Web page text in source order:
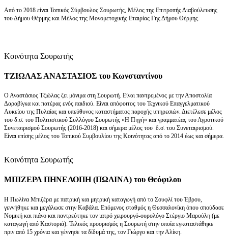
Από το 2018 είναι Τοπικός Σύμβουλος Σουρωτής, Μέλος της Επιτροπής Διαβούλευσης
του Δήμου Θέρμης και Μέλος της Μονομετοχικής Εταιρίας Γης Δήμου Θέρμης.
Κοινότητα Σουρωτής
ΤΖΙΩΛΑΣ ΑΝΑΣΤΑΣΙΟΣ του Κωνσταντίνου
Ο Αναστάσιος Τζιώλας ζει μόνιμα στη Σουρωτή. Είναι παντρεμένος με την Αποστολία
Δαραβίγκα και πατέρας ενός παιδιού. Είναι απόφοιτος του Τεχνικού Επαγγελματικού
Λυκείου της Πυλαίας και υπεύθυνος καταστήματος παροχής υπηρεσιών. Διετέλεσε μέλος
του δ.σ. του Πολιτιστικού Συλλόγου Σουρωτής «Η Πηγή» και γραμματέας του Αγροτικού
Συνεταιρισμού Σουρωτής (2016-2018) και σήμερα μέλος του δ.σ. του Συνεταιρισμού.
Είναι επίσης μέλος του Τοπικού Συμβουλίου της Κοινότητας από το 2014 έως και σήμερα.
Κοινότητα Σουρωτής
ΜΠΙΖΕΡΑ ΠΗΝΕΛΟΠΗ (ΠΩΛΙΝΑ) του Θεόφιλου
Η Πωλίνα Μπιζέρα με πατρική και μητρική καταγωγή από το Σουφλί του Έβρου,
γεννήθηκε και μεγάλωσε στην Καβάλα. Επόμενος σταθμός η Θεσσαλονίκη όπου σπούδασε
Νομική και πιάνο και παντρεύτηκε τον ιατρό χειρουργό-ουρολόγο Στέργιο Μαρούλη (με
καταγωγή από Καστοριά). Τελικός προορισμός η Σουρωτή στην οποία εγκαταστάθηκε
πριν από 15 χρόνια και γέννησε τα δίδυμά της, τον Γιώργο και την Αλίκη.